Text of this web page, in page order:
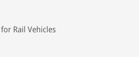
Rail Vehicles